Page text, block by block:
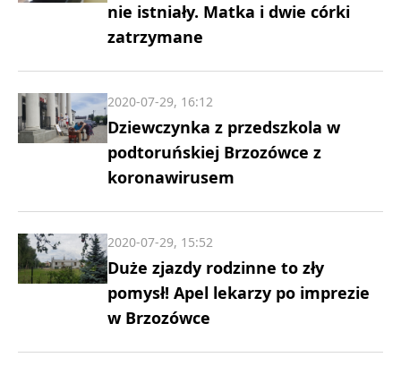
nie istniały. Matka i dwie córki
zatrzymane
Dziewczynka z przedszkola w
podtoruńskiej Brzozówce z
koronawirusem
2020-07-29, 16:12
Duże zjazdy rodzinne to zły
pomysł! Apel lekarzy po imprezie
w Brzozówce
2020-07-29, 15:52